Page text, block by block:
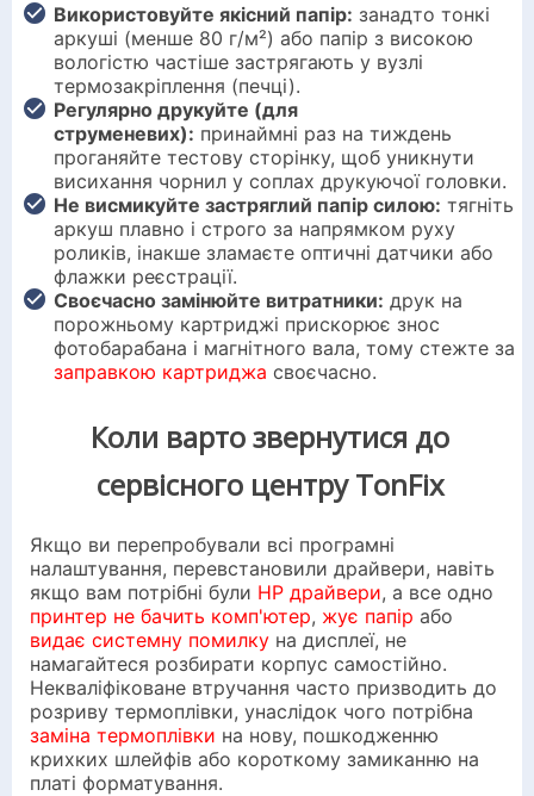
Використовуйте якісний папір: занадто тонкі
аркуші (менше 80 г/м²) або папір з високою
вологістю частіше застрягають у вузлі
термозакріплення (печці).
Регулярно друкуйте (для
струменевих): принаймні раз на тиждень
проганяйте тестову сторінку, щоб уникнути
висихання чорнил у соплах друкуючої головки.
Не висмикуйте застряглий папір силою: тягніть
аркуш плавно і строго за напрямком руху
роликів, інакше зламаєте оптичні датчики або
флажки реєстрації.
Своєчасно замінюйте витратники: друк на
порожньому картриджі прискорює знос
фотобарабана і магнітного вала, тому стежте за
заправкою картриджа своєчасно.
Коли варто звернутися до
сервісного центру TonFix
Якщо ви перепробували всі програмні
налаштування, перевстановили драйвери, навіть
якщо вам потрібні були HP драйвери, а все одно
принтер не бачить комп'ютер, жує папір або
видає системну помилку на дисплеї, не
намагайтеся розбирати корпус самостійно.
Некваліфіковане втручання часто призводить до
розриву термоплівки, унаслідок чого потрібна
заміна термоплівки на нову, пошкодженню
крихких шлейфів або короткому замиканню на
платі форматування.